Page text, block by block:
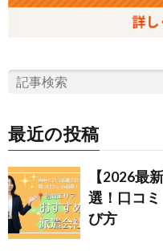
最近の投稿
【2026最
選！口コ
び方